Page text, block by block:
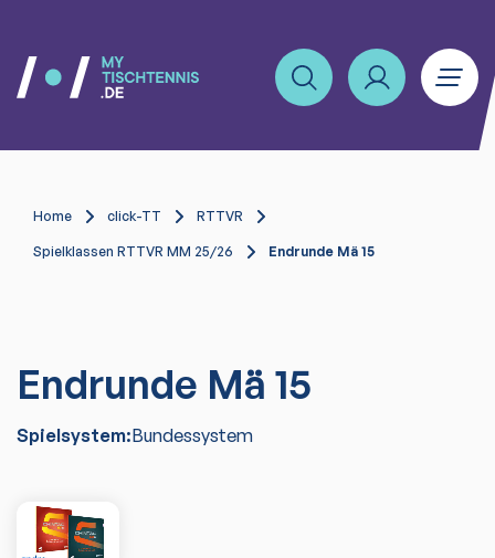
Home click-TT RTTVR
Spielklassen RTTVR MM 25/26 Endrunde Mä 15
Endrunde Mä 15
Spielsystem:Bundessystem